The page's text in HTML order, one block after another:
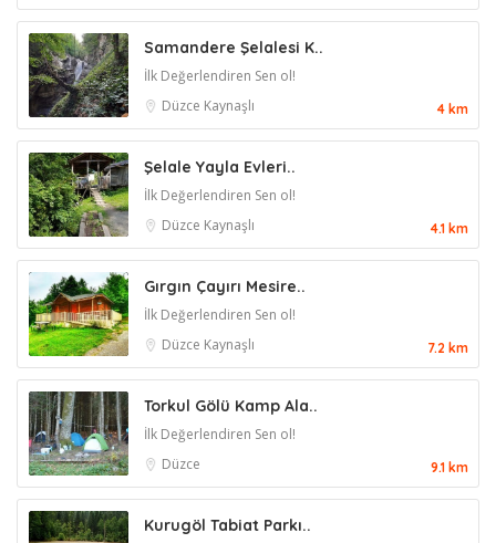
Samandere Şelalesi K..
İlk Değerlendiren Sen ol!
Düzce Kaynaşlı 4 km
Şelale Yayla Evleri..
İlk Değerlendiren Sen ol!
Düzce Kaynaşlı 4.1 km
Gırgın Çayırı Mesire..
İlk Değerlendiren Sen ol!
Düzce Kaynaşlı 7.2 km
Torkul Gölü Kamp Ala..
İlk Değerlendiren Sen ol!
Düzce
9.1 km
Kurugöl Tabiat Parkı..